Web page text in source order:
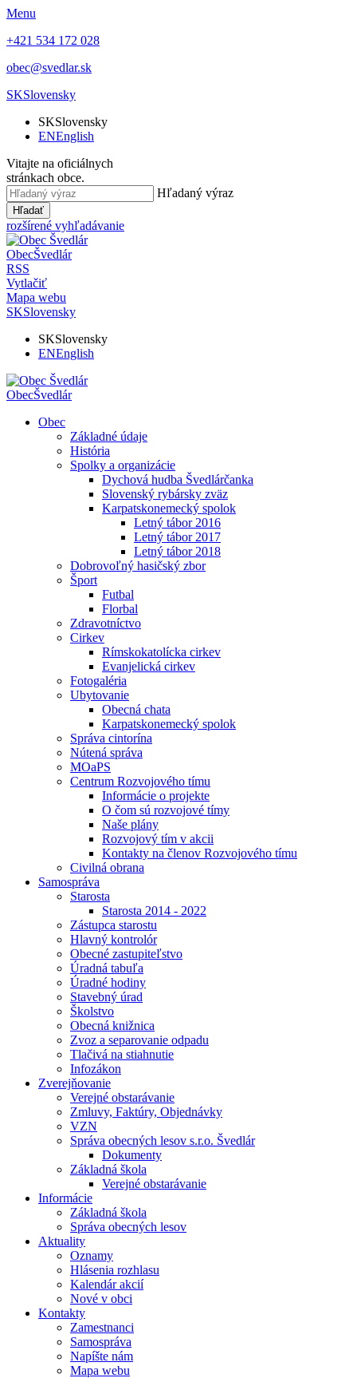
Menu
+421 534 172 028
obec@svedlar.sk
SKSlovensky
SKSlovensky
ENEnglish
Vitajte na oficiálnych
stránkach obce.
Hľadaný výraz
Hľadať
rozšírené vyhľadávanie
ObecŠvedlár
RSS
Vytlačiť
Mapa webu
SKSlovensky
SKSlovensky
ENEnglish
ObecŠvedlár
Obec
Základné údaje
História
Spolky a organizácie
Dychová hudba Švedlárčanka
Slovenský rybársky zväz
Karpatskonemecký spolok
Letný tábor 2016
Letný tábor 2017
Letný tábor 2018
Dobrovoľný hasičský zbor
Šport
Futbal
Florbal
Zdravotníctvo
Cirkev
Rímskokatolícka cirkev
Evanjelická cirkev
Fotogaléria
Ubytovanie
Obecná chata
Karpatskonemecký spolok
Správa cintorína
Nútená správa
MOaPS
Centrum Rozvojového tímu
Informácie o projekte
O čom sú rozvojové tímy
Naše plány
Rozvojový tím v akcii
Kontakty na členov Rozvojového tímu
Civilná obrana
Samospráva
Starosta
Starosta 2014 - 2022
Zástupca starostu
Hlavný kontrolór
Obecné zastupiteľstvo
Úradná tabuľa
Úradné hodiny
Stavebný úrad
Školstvo
Obecná knižnica
Zvoz a separovanie odpadu
Tlačivá na stiahnutie
Infozákon
Zverejňovanie
Verejné obstarávanie
Zmluvy, Faktúry, Objednávky
VZN
Správa obecných lesov s.r.o. Švedlár
Dokumenty
Základná škola
Verejné obstarávanie
Informácie
Základná škola
Správa obecných lesov
Aktuality
Oznamy
Hlásenia rozhlasu
Kalendár akcií
Nové v obci
Kontakty
Zamestnanci
Samospráva
Napíšte nám
Mapa webu